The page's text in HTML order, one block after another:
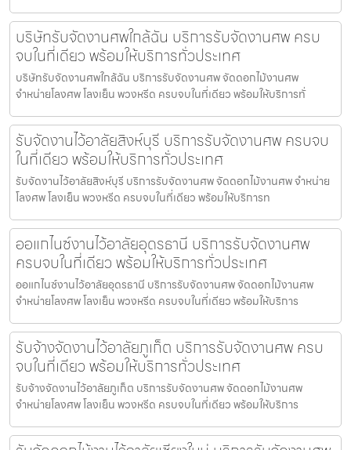
บริษัทรับจัดงานศพใกล้ฉัน บริการรับจัดงานศพ ครบ
จบในที่เดียว พร้อมให้บริการทั่วประเทศ
บริษัทรับจัดงานศพใกล้ฉัน บริการรับจัดงานศพ จัดดอกไม้งานศพ
จำหน่ายโลงศพ โลงเย็น พวงหรีด ครบจบในที่เดียว พร้อมให้บริการทั่
รับจัดงานไว้อาลัยสิงห์บุรี บริการรับจัดงานศพ ครบจบ
ในที่เดียว พร้อมให้บริการทั่วประเทศ
รับจัดงานไว้อาลัยสิงห์บุรี บริการรับจัดงานศพ จัดดอกไม้งานศพ จำหน่าย
โลงศพ โลงเย็น พวงหรีด ครบจบในที่เดียว พร้อมให้บริการท
ออแกไนซ์งานไว้อาลัยอุดรธานี บริการรับจัดงานศพ
ครบจบในที่เดียว พร้อมให้บริการทั่วประเทศ
ออแกไนซ์งานไว้อาลัยอุดรธานี บริการรับจัดงานศพ จัดดอกไม้งานศพ
จำหน่ายโลงศพ โลงเย็น พวงหรีด ครบจบในที่เดียว พร้อมให้บริการ
รับจ้างจัดงานไว้อาลัยภูเก็ต บริการรับจัดงานศพ ครบ
จบในที่เดียว พร้อมให้บริการทั่วประเทศ
รับจ้างจัดงานไว้อาลัยภูเก็ต บริการรับจัดงานศพ จัดดอกไม้งานศพ
จำหน่ายโลงศพ โลงเย็น พวงหรีด ครบจบในที่เดียว พร้อมให้บริการ